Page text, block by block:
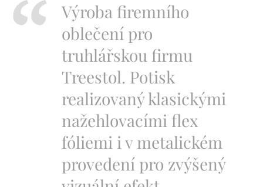
Výroba firemního
oblečení pro
truhlářskou firmu
Treestol. Potisk
realizovaný klasickými
nažehlovacími flex
fóliemi i v metalickém
provedení pro zvýšený